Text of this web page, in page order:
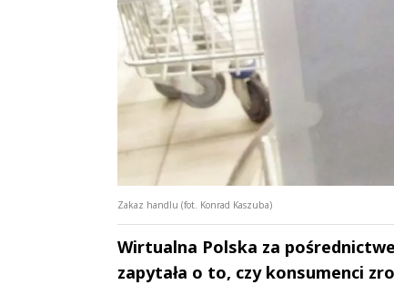
Zakaz handlu (fot. Konrad Kaszuba)
Wirtualna Polska za
zapytała o to, czy konsumenci